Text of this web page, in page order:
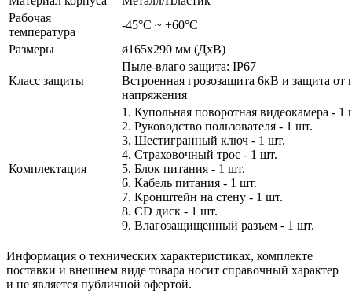
Рабочая
температура
-45°С ~ +60°С
Размеры
ø165х290 мм (ДхВ)
Класс защиты
Пыле-влаго защита: IP67
Встроенная грозозащита 6кВ и защита от
напряжения
Комплектация
1. Купольная поворотная видеокамера - 1
2. Руководство пользователя - 1 шт.
3. Шестигранный ключ - 1 шт.
4. Страховочный трос - 1 шт.
5. Блок питания - 1 шт.
6. Кабель питания - 1 шт.
7. Кронштейн на стену - 1 шт.
8. CD диск - 1 шт.
9. Влагозащищенный разъем - 1 шт.
Информация о технических характеристиках, комплекте
поставки и внешнем виде товара носит справочный характер
и не является публичной офертой.